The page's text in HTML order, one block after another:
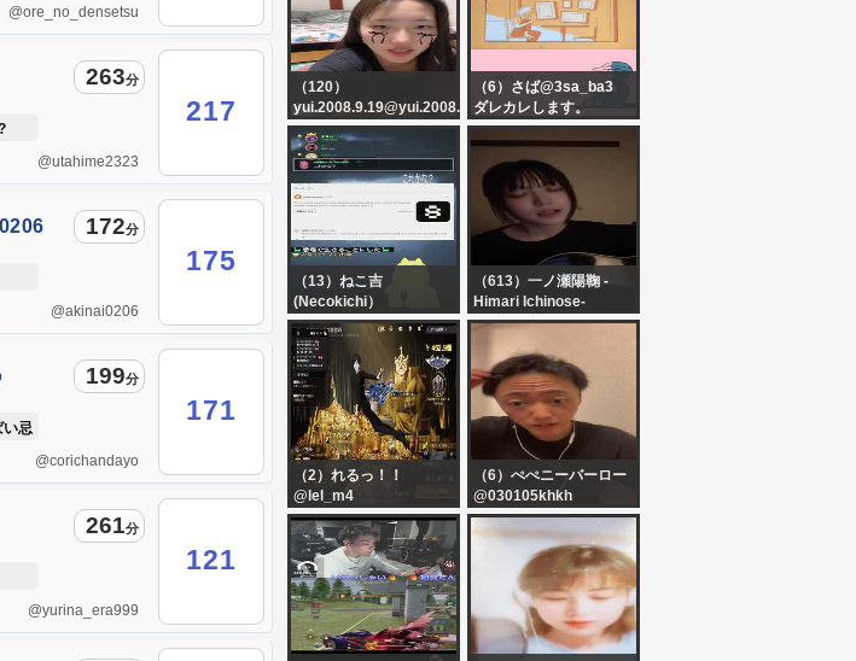
@ore_no_densetsu
263分
217
@utahime2323
172分
175
@akinai0206
い忌
199分
171
@corichandayo
261分
121
@yurina_era999
（120）
yui.2008.9.19@yui.2008.9.19
かもんー
（6）さば@3sa_ba3
ダレカレします。
（13）ねこ吉
(Necokichi）
@necokichi280
恐竜で生きることにした
（613）一ノ瀬陽鞠 -
Himari Ichinose-
@ichinose_himari
（2）れるっ！！
@lel_m4
作業ゲーしま
（6）ぺぺニーバーロー
@030105khkh
デコ広いだけじゃ